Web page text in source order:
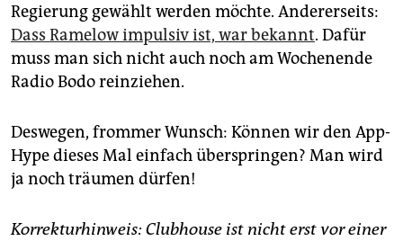
Regierung gewählt werden möchte. Andererseits:
Dass Ramelow impulsiv ist, war bekannt. Dafür
muss man sich nicht auch noch am Wochenende
Radio Bodo reinziehen.
Deswegen, frommer Wunsch: Können wir den App-
Hype dieses Mal einfach überspringen? Man wird
ja noch träumen dürfen!
Korrekturhinweis: Clubhouse ist nicht erst vor einer